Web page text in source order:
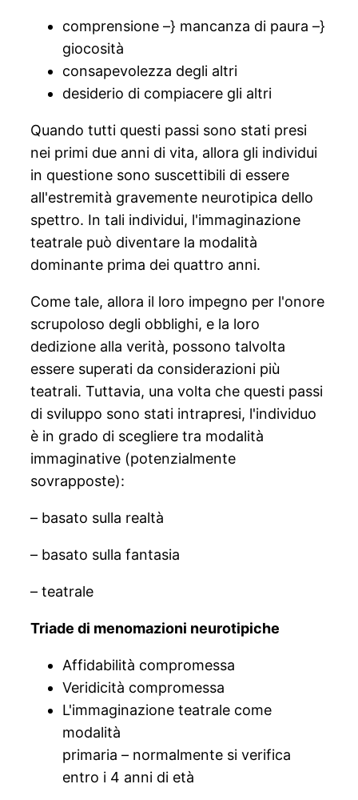
comprensione –} mancanza di paura –}
giocosità
consapevolezza degli altri
desiderio di compiacere gli altri
Quando tutti questi passi sono stati presi
nei primi due anni di vita, allora gli individui
in questione sono suscettibili di essere
all'estremità gravemente neurotipica dello
spettro. In tali individui, l'immaginazione
teatrale può diventare la modalità
dominante prima dei quattro anni.
Come tale, allora il loro impegno per l'onore
scrupoloso degli obblighi, e la loro
dedizione alla verità, possono talvolta
essere superati da considerazioni più
teatrali. Tuttavia, una volta che questi passi
di sviluppo sono stati intrapresi, l'individuo
è in grado di scegliere tra modalità
immaginative (potenzialmente
sovrapposte):
– basato sulla realtà
– basato sulla fantasia
– teatrale
Triade di menomazioni neurotipiche
Affidabilità compromessa
Veridicità compromessa
L'immaginazione teatrale come
modalità
primaria – normalmente si verifica
entro i 4 anni di età